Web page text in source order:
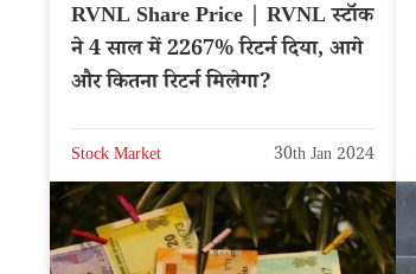
RVNL Share Price | RVNL स्टॉक
ने 4 साल में 2267% रिटर्न दिया, आगे
और कितना रिटर्न मिलेगा?
Stock Market 30th Jan 2024